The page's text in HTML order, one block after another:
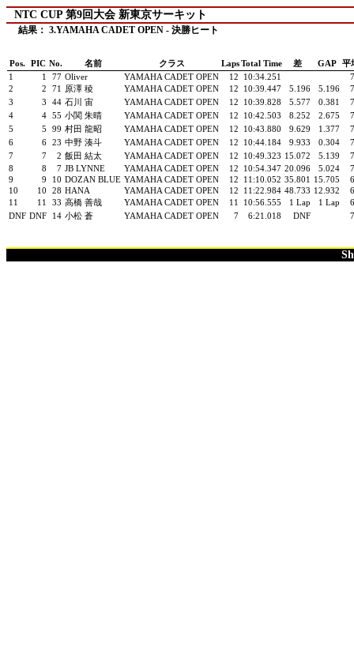
NTC CUP 第9回大会 新東京サーキット
結果： 3.YAMAHA CADET OPEN - 決勝ヒート
Pos. PIC No. 名前 クラス LapsTotal Time 差 GAP
平
1
1 77 Oliver YAMAHA CADET OPEN 12 10:34.251
2
2 71 原澤 稜 YAMAHA CADET OPEN 12 10:39.447 5.196 5.196
3
3 44 石川 宙 YAMAHA CADET OPEN 12 10:39.828 5.577 0.381
4
4 55 小関 朱晴 YAMAHA CADET OPEN 12 10:42.503 8.252 2.675
5
5 99 村田 龍昭 YAMAHA CADET OPEN 12 10:43.880 9.629 1.377
6
6 23 中野 湊斗 YAMAHA CADET OPEN 12 10:44.184 9.933 0.304
7
7 2 飯田 結太 YAMAHA CADET OPEN 12 10:49.323 15.072 5.139
8
8 7 JB LYNNE YAMAHA CADET OPEN 12 10:54.347 20.096 5.024
9
9 10 DOZAN BLUE YAMAHA CADET OPEN 12 11:10.052 35.801 15.705
10
10 28 HANA YAMAHA CADET OPEN 12 11:22.984 48.733 12.932
11
11 33 高橋 善哉 YAMAHA CADET OPEN 11 10:56.555 1 Lap 1 Lap
DNF DNF 14 小松 蒼 YAMAHA CADET OPEN 7 6:21.018 DNF